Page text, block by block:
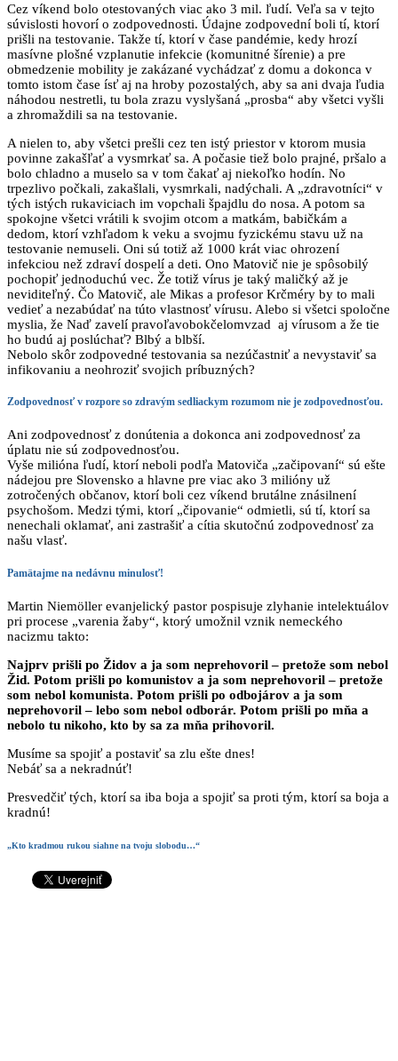
Cez víkend bolo otestovaných viac ako 3 mil. ľudí. Veľa sa v tejto
súvislosti hovorí o zodpovednosti. Údajne zodpovední boli tí, ktorí
prišli na testovanie. Takže tí, ktorí v čase pandémie, kedy hrozí
masívne plošné vzplanutie infekcie (komunitné šírenie) a pre
obmedzenie mobility je zakázané vychádzať z domu a dokonca v
tomto istom čase ísť aj na hroby pozostalých, aby sa ani dvaja ľudia
náhodou nestretli, tu bola zrazu vyslyšaná „prosba“ aby všetci vyšli
a zhromaždili sa na testovanie.
A nielen to, aby všetci prešli cez ten istý priestor v ktorom musia
povinne zakašľať a vysmrkať sa. A počasie tiež bolo prajné, pršalo a
bolo chladno a muselo sa v tom čakať aj niekoľko hodín. No
trpezlivo počkali, zakašlali, vysmrkali, nadýchali. A „zdravotníci“ v
tých istých rukaviciach im vopchali špajdlu do nosa. A potom sa
spokojne všetci vrátili k svojim otcom a matkám, babičkám a
dedom, ktorí vzhľadom k veku a svojmu fyzickému stavu už na
testovanie nemuseli. Oni sú totiž až 1000 krát viac ohrození
infekciou než zdraví dospelí a deti. Ono Matovič nie je spôsobilý
pochopiť jednoduchú vec. Že totiž vírus je taký maličký až je
neviditeľný. Čo Matovič, ale Mikas a profesor Krčméry by to mali
vedieť a nezabúdať na túto vlastnosť vírusu. Alebo si všetci spoločne
myslia, že Naď zavelí pravoľavobokčelomvzad aj vírusom a že tie
ho budú aj poslúchať? Blbý a blbší.
Nebolo skôr zodpovedné testovania sa nezúčastniť a nevystaviť sa
infikovaniu a neohroziť svojich príbuzných?
Zodpovednosť v rozpore so zdravým sedliackym rozumom nie je zodpovednosťou.
Ani zodpovednosť z donútenia a dokonca ani zodpovednosť za
úplatu nie sú zodpovednosťou.
Vyše milióna ľudí, ktorí neboli podľa Matoviča „začipovaní“ sú ešte
nádejou pre Slovensko a hlavne pre viac ako 3 milióny už
zotročených občanov, ktorí boli cez víkend brutálne znásilnení
psychošom. Medzi tými, ktorí „čipovanie“ odmietli, sú tí, ktorí sa
nenechali oklamať, ani zastrašiť a cítia skutočnú zodpovednosť za
našu vlasť.
Pamätajme na nedávnu minulosť!
Martin Niemöller evanjelický pastor pospisuje zlyhanie intelektuálov
pri procese „varenia žaby“, ktorý umožnil vznik nemeckého
nacizmu takto:
Najprv prišli po Židov a ja som neprehovoril – pretože som nebol
Žid. Potom prišli po komunistov a ja som neprehovoril – pretože
som nebol komunista. Potom prišli po odbojárov a ja som
neprehovoril – lebo som nebol odborár. Potom prišli po mňa a
nebolo tu nikoho, kto by sa za mňa prihovoril.
Musíme sa spojiť a postaviť sa zlu ešte dnes!
Nebáť sa a nekradnúť!
Presvedčiť tých, ktorí sa iba boja a spojiť sa proti tým, ktorí sa boja a
kradnú!
„Kto kradmou rukou siahne na tvoju slobodu…“